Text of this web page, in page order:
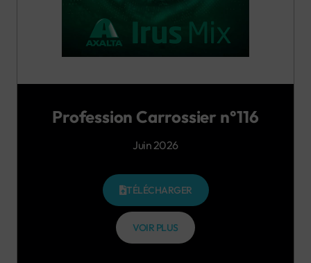
Profession Carrossier n°116
Juin 2026
TÉLÉCHARGER
VOIR PLUS